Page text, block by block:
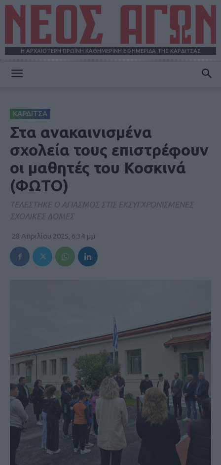
Η ΑΡΧΑΙΟΤΕΡΗ ΠΡΩΪΝΗ ΚΑΘΗΜΕΡΙΝΗ ΕΦΗΜΕΡΙΔΑ ΤΗΣ ΚΑΡΔΙΤΣΑΣ
ΚΑΡΔΙΤΣΑ
Στα ανακαινισμένα
σχολεία τους επιστρέφουν
οι μαθητές του Κοσκινά
(ΦΩΤΟ)
ΤΕΛΕΣΤΗΚΕ Ο ΑΓΙΑΣΜΟΣ ΣΤΙΣ ΕΚΣΥΓΧΡΟΝΙΣΜΕΝΕΣ
ΣΧΟΛΙΚΕΣ ΔΟΜΕΣ
28 Απριλίου 2025, 6:34 μμ